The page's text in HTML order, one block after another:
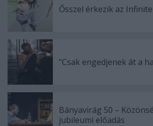
Ősszel érkezik az
"Csak engedjenek át a
Bányavirág 50 –
jubileumi előadás